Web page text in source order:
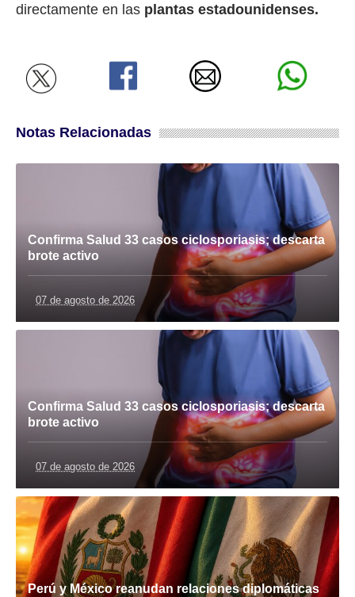
directamente en las plantas estadounidenses.
Notas Relacionadas
Confirma Salud 33 casos ciclosporiasis; descarta
brote activo
07 de agosto de 2026
Confirma Salud 33 casos ciclosporiasis; descarta
brote activo
07 de agosto de 2026
Perú y México reanudan relaciones diplomáticas